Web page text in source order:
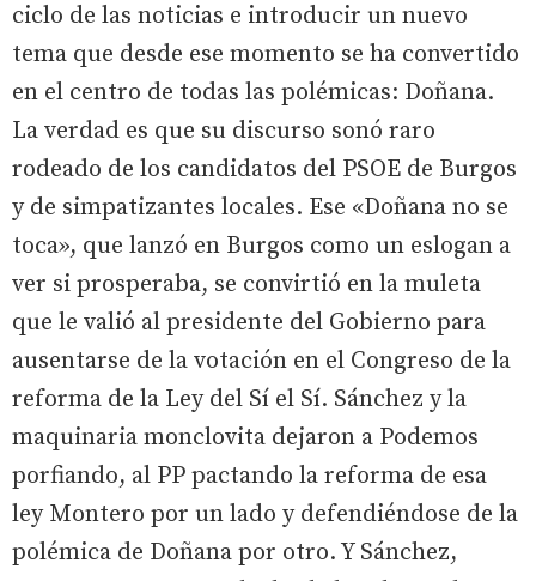
ciclo de las noticias e introducir un nuevo
tema que desde ese momento se ha convertido
en el centro de todas las polémicas: Doñana.
La verdad es que su discurso sonó raro
rodeado de los candidatos del PSOE de Burgos
y de simpatizantes locales. Ese «Doñana no se
toca», que lanzó en Burgos como un eslogan a
ver si prosperaba, se convirtió en la muleta
que le valió al presidente del Gobierno para
ausentarse de la votación en el Congreso de la
reforma de la Ley del Sí el Sí. Sánchez y la
maquinaria monclovita dejaron a Podemos
porfiando, al PP pactando la reforma de esa
ley Montero por un lado y defendiéndose de la
polémica de Doñana por otro. Y Sánchez,